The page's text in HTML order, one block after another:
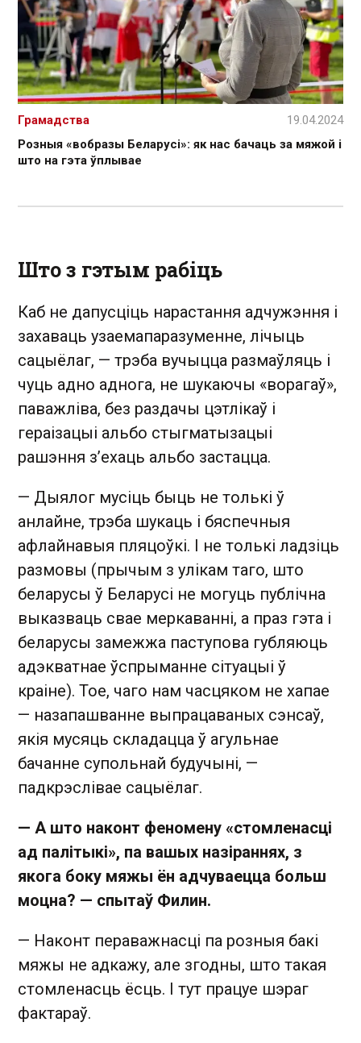
Розныя «вобразы Беларусі»: як нас бачаць за мяжой і
што на гэта ўплывае
Грамадства 19.04.2024
Што з гэтым рабіць
Каб не дапусціць нарастання адчужэння і
захаваць узаемапаразуменне, лічыць
сацыёлаг, — трэба вучыцца размаўляць і
чуць адно аднога, не шукаючы «ворагаў»,
паважліва, без раздачы цэтлікаў і
гераізацыі альбо стыгматызацыі
рашэння з’ехаць альбо застацца.
— Дыялог мусіць быць не толькі ў
анлайне, трэба шукаць і бяспечныя
афлайнавыя пляцоўкі. І не толькі ладзіць
размовы (прычым з улікам таго, што
беларусы ў Беларусі не могуць публічна
выказваць свае меркаванні, а праз гэта і
беларусы замежжа паступова губляюць
адэкватнае ўспрыманне сітуацыі ў
краіне). Тое, чаго нам часцяком не хапае
— назапашванне выпрацаваных сэнсаў,
якія мусяць складацца ў агульнае
бачанне супольнай будучыні, —
падкрэслівае сацыёлаг.
— А што наконт феномену «стомленасці
ад палітыкі», па вашых назіраннях, з
якога боку мяжы ён адчуваецца больш
моцна? — cпытаў Филин.
— Наконт пераважнасці па розныя бакі
мяжы не адкажу, але згодны, што такая
стомленасць ёсць. І тут працуе шэраг
фактараў.